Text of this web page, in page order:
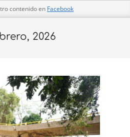
contenido en Facebook
2026